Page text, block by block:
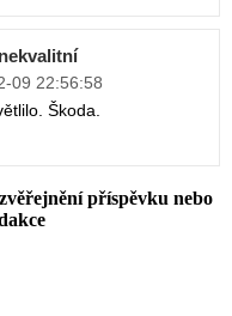
09 22:56:58
Škoda.
příspěvku nebo